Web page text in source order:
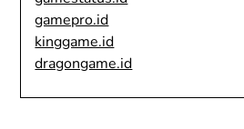
gamepro.id
kinggame.id
dragongame.id